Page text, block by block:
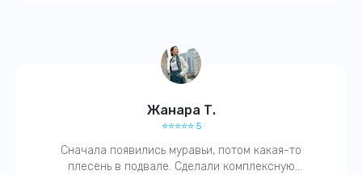
Жанара Т.
⭐️⭐️⭐️⭐️⭐️ 5
Сначала появились муравьи, потом какая-то
плесень в подвале. Сделали комплексную